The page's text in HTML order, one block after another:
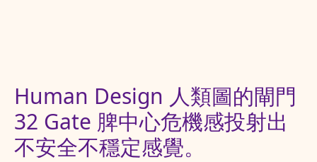
Human Design 人類圖的閘門
32 Gate 脾中心危機感投射出
不安全不穩定感覺。